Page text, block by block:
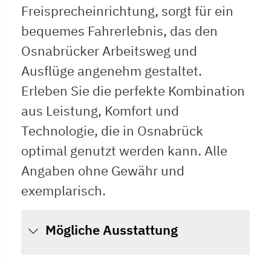
Freisprecheinrichtung, sorgt für ein
bequemes Fahrerlebnis, das den
Osnabrücker Arbeitsweg und
Ausflüge angenehm gestaltet.
Erleben Sie die perfekte Kombination
aus Leistung, Komfort und
Technologie, die in Osnabrück
optimal genutzt werden kann. Alle
Angaben ohne Gewähr und
exemplarisch.
Mögliche Ausstattung